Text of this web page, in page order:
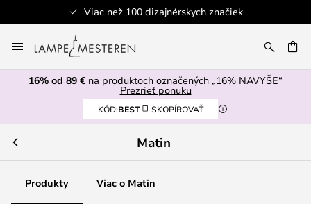
Bezpečná platba
to
Content
16% od 89 € na produktoch označených „16% NAVYŠE“
Prezrieť ponuku
KÓD:BEST SKOPÍROVAŤ
Matin
Produkty Viac o Matin